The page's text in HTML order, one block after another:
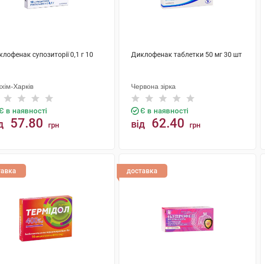
супозиторії 0,1 г 10
Харків
в наявності
57.80 грн
Диклофенак таблетки 50 мг 30 шт
Червона зірка
Є в наявності
від 62.40 грн
доставка